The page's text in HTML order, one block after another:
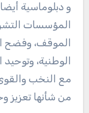
و دبلوماسية
المؤسسات
الموقف، وفضح
الوطنية،
مع النخب
من شأنها